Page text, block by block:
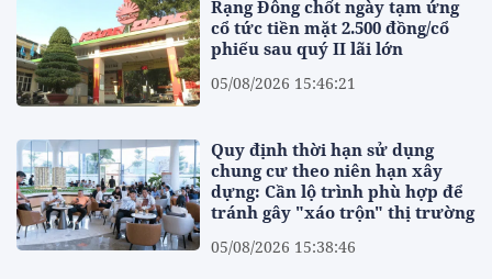
Rạng Đông chốt ngày tạm ứng
cổ tức tiền mặt 2.500 đồng/cổ
phiếu sau quý II lãi lớn
05/08/2026 15:46:21
Quy định thời hạn sử dụng
chung cư theo niên hạn xây
dựng: Cần lộ trình phù hợp để
tránh gây "xáo trộn" thị trường
05/08/2026 15:38:46